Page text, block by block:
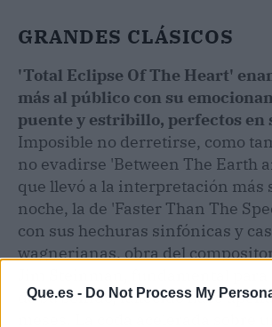
Que.es - Do Not Process My
GRANDES CLÁSICOS
'Total Eclipse Of The Heart'
más al público con su
puente y estribillo, perfectos en
Imposible no derretirse, como
no evadirse 'Between The Earth
que llevó a la interpretación más
noche, la de 'Faster Than The
con sus hechuras sinfónicas y
wagnerianas, obra del
Jim Steinman, fundamental para
de su sonido, fallecido hace